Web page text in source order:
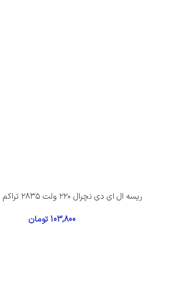
ریسه ال ای دی نچرال ۲۲۰ ولت ۲۸۳۵ تراکم ۶۰ لوپ لایت
103,800 تومان